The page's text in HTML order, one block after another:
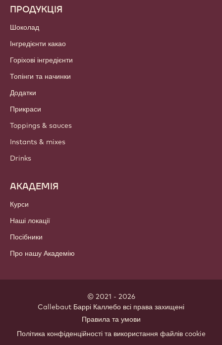
ПРОДУКЦІЯ
Шоколад
Інгредієнти какао
Горіхові інгредієнти
Топінги та начинки
Додатки
Прикраси
Toppings & sauces
Instants & mixes
Drinks
АКАДЕМІЯ
Курси
Наші локації
Посібники
Про нашу Академію
© 2021 - 2026
Callebaut Баррі Каллебо всі права захищені
Правила та умови
Політика конфіденційності та використання файлів cookie